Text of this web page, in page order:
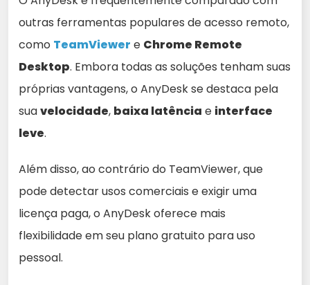
outras ferramentas populares de acesso remoto,
como TeamViewer e Chrome Remote
Desktop. Embora todas as soluções tenham suas
próprias vantagens, o AnyDesk se destaca pela
suavelocidade, baixa latência e interface
leve.
Além disso, ao contrário do TeamViewer, que
pode detectar usos comerciais e exigir uma
licença paga, o AnyDesk oferece mais
flexibilidade em seu plano gratuito para uso
pessoal.